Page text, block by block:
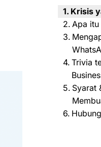
Krisis
Apa itu
Trivia
Syarat